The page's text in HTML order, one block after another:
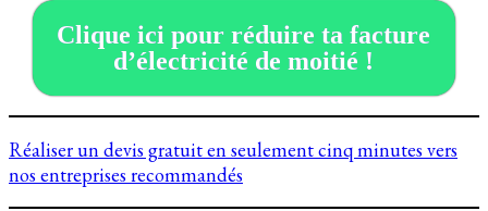
Clique ici pour réduire ta facture
d’électricité de moitié !
Réaliser un devis gratuit en seulement cinq minutes vers
nos entreprises recommandés